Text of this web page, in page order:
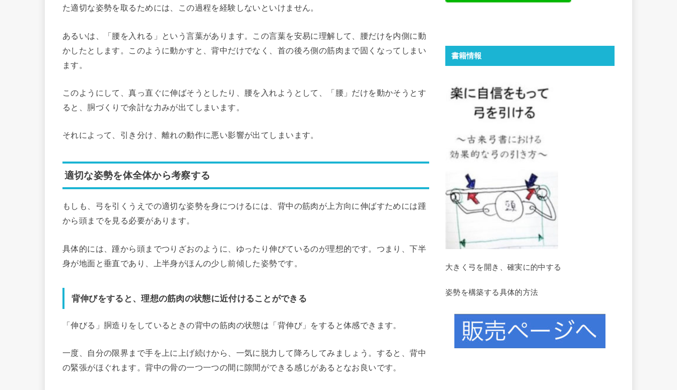
た適切な姿勢を取るためには、この過程を経験しないといけません。
あるいは、「腰を入れる」という言葉があります。この言葉を安易に理解して、腰だけを内側に動
かしたとします。このように動かすと、背中だけでなく、首の後ろ側の筋肉まで固くなってしまい
ます。
このようにして、真っ直ぐに伸ばそうとしたり、腰を入れようとして、「腰」だけを動かそうとす
ると、胴づくりで余計な力みが出てしまいます。
それによって、引き分け、離れの動作に悪い影響が出てしまいます。
適切な姿勢を体全体から考察する
もしも、弓を引くうえでの適切な姿勢を身につけるには、背中の筋肉が上方向に伸ばすためには踵
から頭までを見る必要があります。
具体的には、踵から頭までつりざおのように、ゆったり伸びているのが理想的です。つまり、下半
身が地面と垂直であり、上半身がほんの少し前傾した姿勢です。
背伸びをすると、理想の筋肉の状態に近付けることができる
「伸びる」胴造りをしているときの背中の筋肉の状態は「背伸び」をすると体感できます。
一度、自分の限界まで手を上に上げ続けから、一気に脱力して降ろしてみましょう。すると、背中
の緊張がほぐれます。背中の骨の一つ一つの間に隙間ができる感じがあるとなお良いです。
書籍情報
大きく弓を開き、確実に的中する
姿勢を構築する具体的方法